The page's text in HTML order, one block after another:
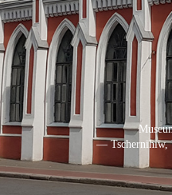
Zerstörung nach
— Tschernihiw,
— Tschernihiw,